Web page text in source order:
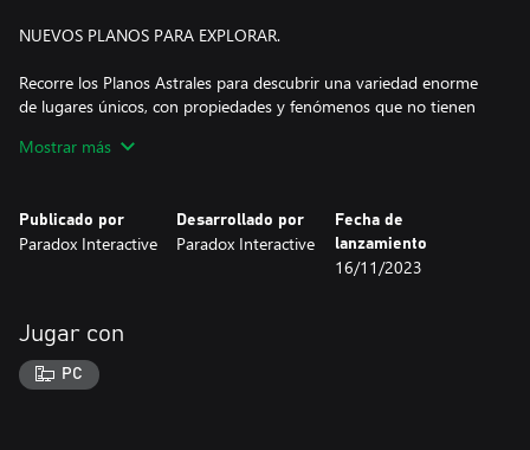
NUEVOS PLANOS PARA EXPLORAR.
Recorre los Planos Astrales para descubrir una variedad enorme
de lugares únicos, con propiedades y fenómenos que no tienen
descubre secretos largo tiempo enterrados o elige explorar la
NUEVAS HISTORIAS RAMIFICADAS.
¡Descubre nuevos eventos de historia con más historias
resultado que deseas. Toma la decisión correcta para tu imperio y
establece un rumbo adaptado a tu estilo de juego.
Mostrar más
Publicado por
Paradox Interactive
Desarrollado por
Paradox Interactive
Fecha de
lanzamiento
16/11/2023
Jugar con
PC